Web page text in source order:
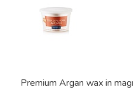
Premium Argan wax in